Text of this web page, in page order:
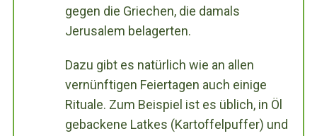
gegen die Griechen, die damals
Jerusalem belagerten.
Dazu gibt es natürlich wie an allen
vernünftigen Feiertagen auch einige
Rituale. Zum Beispiel ist es üblich, in Öl
gebackene Latkes (Kartoffelpuffer) und